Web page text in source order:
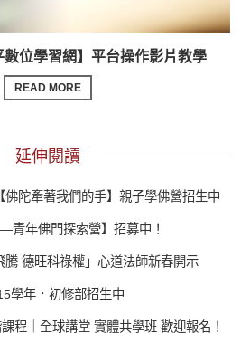
數位學習網】平台操作影片教學
READ MORE
延伸閱讀
佛陀牽著我們的手】親子學佛營招生中
青年佛門探索營】招募中！
騰 德旺科祿權」心道法師新春開示
學年．初修部招生中
程｜全球講堂 實體共學班 歡迎報名！